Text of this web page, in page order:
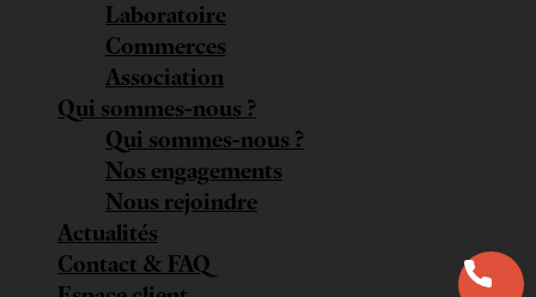
Laboratoire
Commerces
Association
Qui sommes-nous ?
Qui sommes-nous ?
Nos engagements
Nous rejoindre
Actualités
Contact & FAQ